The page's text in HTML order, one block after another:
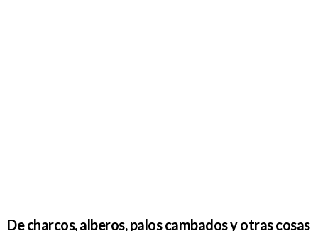
De charcos, alberos, palos cambados y otras cosas